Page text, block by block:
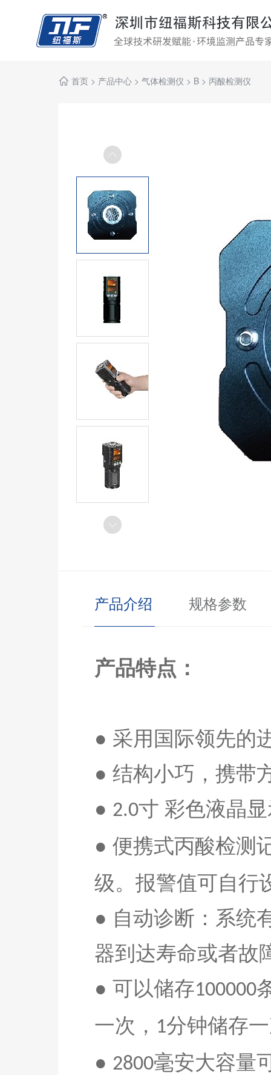
首页 > 产品中心 > 气体检测仪 > B > 丙酸检测仪
产品介绍 规格参数
产品特点：
● 采用国际领先的
● 结构小巧，携带
● 2.0寸 彩色液晶
● 便携式丙酸检测
级。报警值可自行
● 自动诊断：系统
器到达寿命或者故
● 可以储存100000
一次， 1分钟储存
● 2800毫安大容量